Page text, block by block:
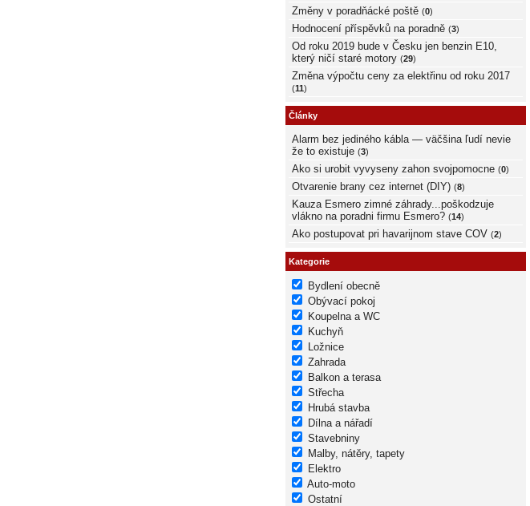
Změny v poradňácké poště (0)
Hodnocení příspěvků na poradně (3)
Od roku 2019 bude v Česku jen benzin E10,
který ničí staré motory (29)
Změna výpočtu ceny za elektřinu od roku 2017
(11)
Články
Alarm bez jediného kábla — väčšina ľudí nevie
že to existuje (3)
Ako si urobit vyvyseny zahon svojpomocne (0)
Otvarenie brany cez internet (DIY) (8)
Kauza Esmero zimné záhrady...poškodzuje
vlákno na poradni firmu Esmero? (14)
Ako postupovat pri havarijnom stave COV (2)
Kategorie
Bydlení obecně
Obývací pokoj
Koupelna a WC
Kuchyň
Ložnice
Zahrada
Balkon a terasa
Střecha
Hrubá stavba
Dílna a nářadí
Stavebniny
Malby, nátěry, tapety
Elektro
Auto-moto
Ostatní